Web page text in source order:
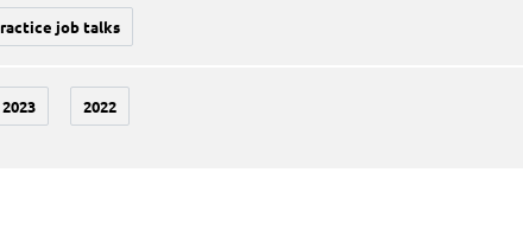
job talks
2023 2022